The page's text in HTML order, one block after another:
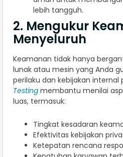
lebih tangguh.
2. Mengukur
Menyeluruh
Keamanan tidak hanya
lunak atau mesin yang Anda
perilaku dan kebijakan internal
Testing membantu menilai
luas, termasuk:
Tingkat kesadaran
Efektivitas kebijakan
Ketepatan rencana